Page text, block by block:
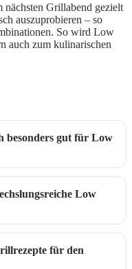
nächsten Grillabend gezielt
auszuprobieren – so
So wird Low
auch zum kulinarischen
besonders gut für Low
Low
für den